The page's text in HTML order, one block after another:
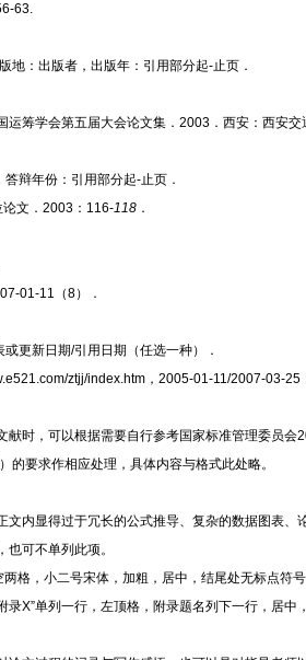
63.
地： 出版者，出版年：引用部分起-止页．
运筹学会第五届大会论文集． 2003．西安：西安交
答辩年份：引用部分起-止页．
文． 2003：116-118．
01-11（8）．
更新日期/引用日期（任选一种）．
ztjj/index.htm，2005-01-11/2007-03-25
时，可以根据需要自行参考国家标准管理委员会
要求作相应处理，具体内容与格式此处略。
文内显得过于冗长的公式推导、复杂的数据图表
可不单列此项。
两格，小二号宋体，加粗，居中，结尾处无标点符
录X”单列一行，左顶格，附录题名列下一行，居中